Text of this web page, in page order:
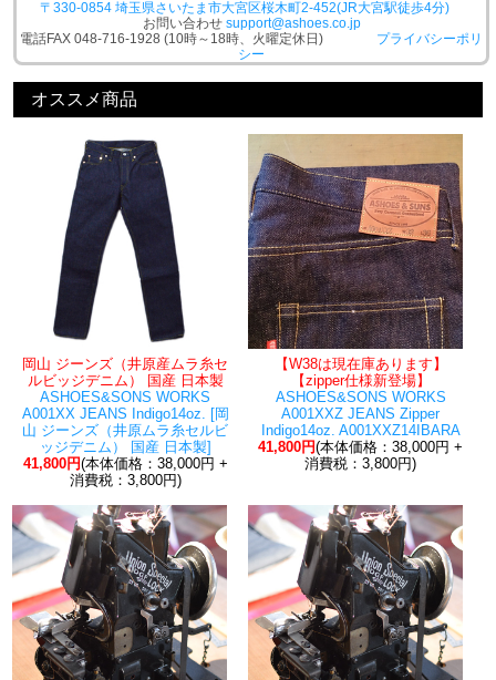
〒330-0854 埼玉県さいたま市大宮区桜木町2-452(JR大宮駅徒歩4分)
お問い合わせ support@ashoes.co.jp
電話FAX 048-716-1928 (10時～18時、火曜定休日) プライバシーポリ
シー
オススメ商品
岡山 ジーンズ（井原産ムラ糸セ
ルビッジデニム） 国産 日本製
ASHOES&SONS WORKS
A001XX JEANS Indigo14oz. [岡
山 ジーンズ（井原ムラ糸セルビ
ッジデニム） 国産 日本製]
41,800円(本体価格：38,000円 +
消費税：3,800円)
【W38は現在庫あります】
【zipper仕様新登場】
ASHOES&SONS WORKS
A001XXZ JEANS Zipper
Indigo14oz. A001XXZ14IBARA
41,800円(本体価格：38,000円 +
消費税：3,800円)